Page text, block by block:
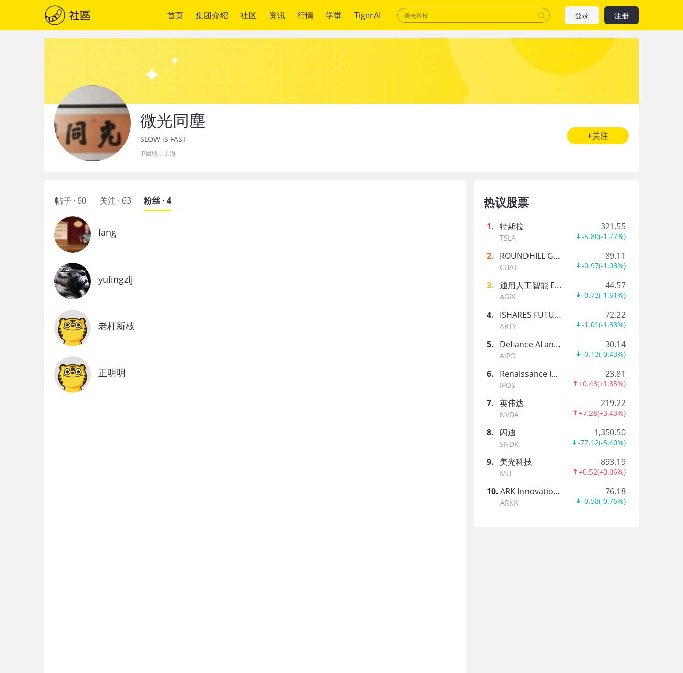
首页 集团介绍 社区 资讯 行情 学堂 TigerAI 登录 注册
微光同塵
SLOW iS FAST
IP属地： 上海
+关注
帖子 · 60 关注 · 63 粉丝 · 4
lang
yulingzlj
老杆新枝
正明明
热议股票
1. 特斯拉
TSLA
321.55
-5.80(-1.77%)
2. ROUNDHILL GENERATIVE AI & TECHNOLOGY ETF
CHAT
89.11
-0.97(-1.08%)
3. 通用人工智能 ETF-AGIX
AGIX
44.57
-0.73(-1.61%)
4. ISHARES FUTURE AI & TECH ETF
ARTY
72.22
-1.01(-1.38%)
5. Defiance AI and Power Infrastructure ETF
AIPO
30.14
-0.13(-0.43%)
6. Renaissance International IPO ETF
IPOS
23.81
+0.43(+1.85%)
7. 英伟达
NVDA
219.22
+7.28(+3.43%)
8. 闪迪
SNDK
1,350.50
-77.12(-5.40%)
9. 美光科技
MU
893.19
+0.52(+0.06%)
10. ARK Innovation ETF
ARKK
76.18
-0.58(-0.76%)